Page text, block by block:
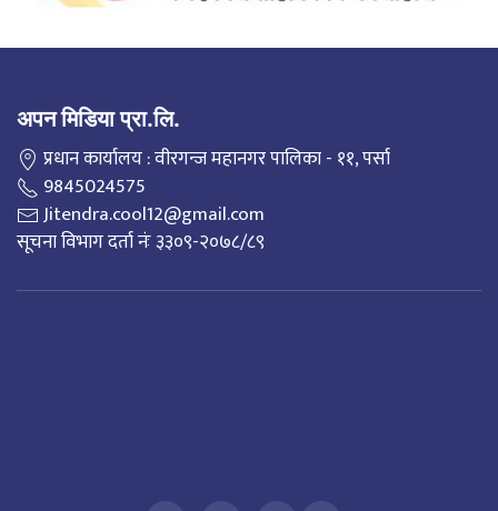
अपन मिडिया प्रा.लि.
प्रधान कार्यालय : वीरगन्ज महानगर पालिका - ११, पर्सा
9845024575
Jitendra.cool12@gmail.com
सूचना विभाग दर्ता नंः ३३०९-२०७८/८९